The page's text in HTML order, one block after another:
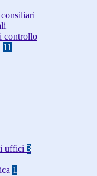
controllo
11
uffici 3
1